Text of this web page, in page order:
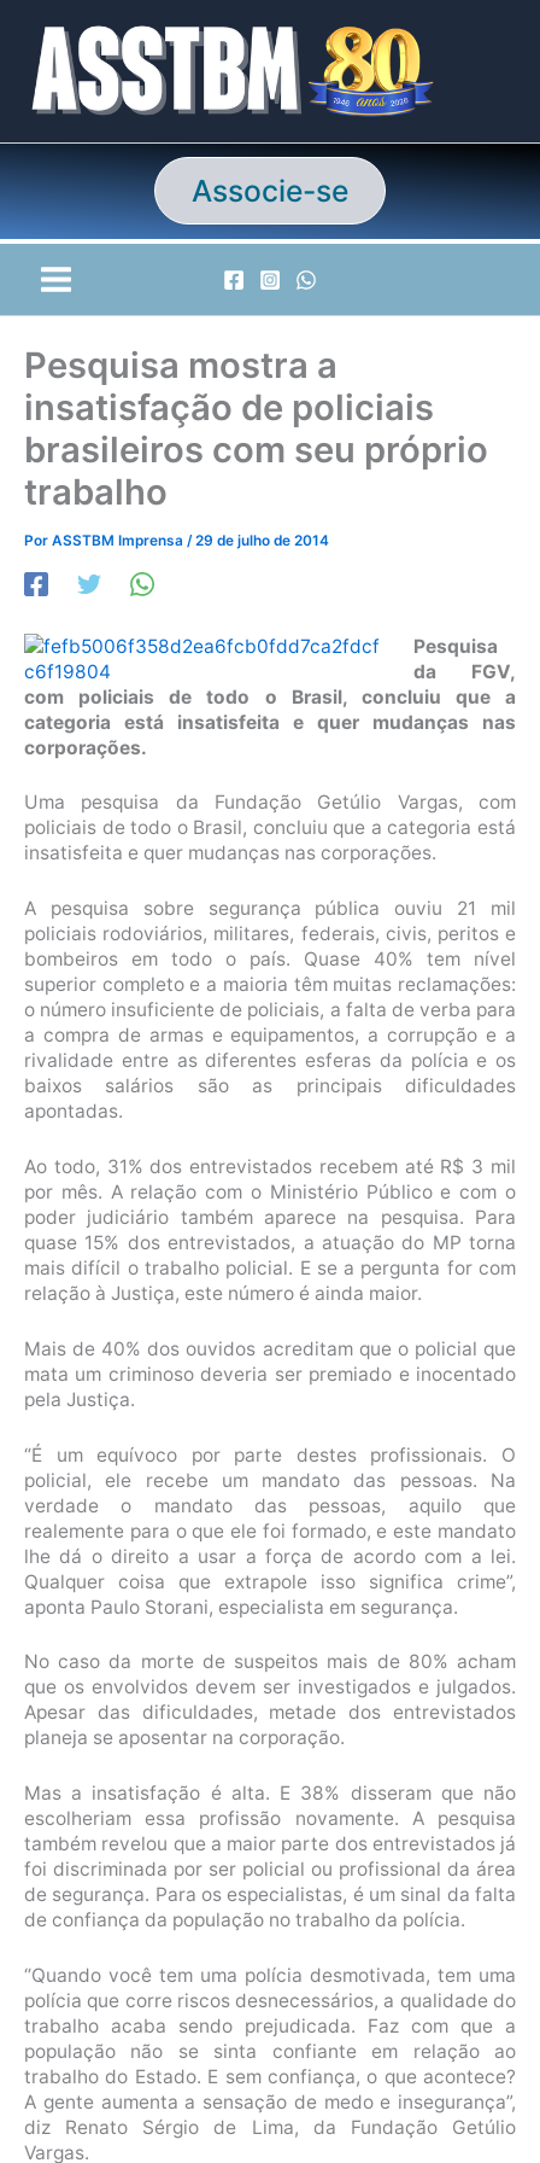
conteúdo
Associe-se
Pesquisa mostra a
insatisfação de policiais
brasileiros com seu próprio
trabalho
Por ASSTBM Imprensa /29 de julho de 2014
Pesquisa
da FGV,
com policiais de todo o Brasil, concluiu que a
categoria está insatisfeita e quer mudanças nas
corporações.
Uma pesquisa da Fundação Getúlio Vargas, com
policiais de todo o Brasil, concluiu que a categoria está
insatisfeita e quer mudanças nas corporações.
A pesquisa sobre segurança pública ouviu 21 mil
policiais rodoviários, militares, federais, civis, peritos e
bombeiros em todo o país. Quase 40% tem nível
superior completo e a maioria têm muitas reclamações:
o número insuficiente de policiais, a falta de verba para
a compra de armas e equipamentos, a corrupção e a
rivalidade entre as diferentes esferas da polícia e os
baixos salários são as principais dificuldades
apontadas.
Ao todo, 31% dos entrevistados recebem até R$ 3 mil
por mês. A relação com o Ministério Público e com o
poder judiciário também aparece na pesquisa. Para
quase 15% dos entrevistados, a atuação do MP torna
mais difícil o trabalho policial. E se a pergunta for com
relação à Justiça, este número é ainda maior.
Mais de 40% dos ouvidos acreditam que o policial que
mata um criminoso deveria ser premiado e inocentado
pela Justiça.
“É um equívoco por parte destes profissionais. O
policial, ele recebe um mandato das pessoas. Na
verdade o mandato das pessoas, aquilo que
realemente para o que ele foi formado, e este mandato
lhe dá o direito a usar a força de acordo com a lei.
Qualquer coisa que extrapole isso significa crime”,
aponta Paulo Storani, especialista em segurança.
No caso da morte de suspeitos mais de 80% acham
que os envolvidos devem ser investigados e julgados.
Apesar das dificuldades, metade dos entrevistados
planeja se aposentar na corporação.
Mas a insatisfação é alta. E 38% disseram que não
escolheriam essa profissão novamente. A pesquisa
também revelou que a maior parte dos entrevistados já
foi discriminada por ser policial ou profissional da área
de segurança. Para os especialistas, é um sinal da falta
de confiança da população no trabalho da polícia.
“Quando você tem uma polícia desmotivada, tem uma
polícia que corre riscos desnecessários, a qualidade do
trabalho acaba sendo prejudicada. Faz com que a
população não se sinta confiante em relação ao
trabalho do Estado. E sem confiança, o que acontece?
A gente aumenta a sensação de medo e insegurança”,
diz Renato Sérgio de Lima, da Fundação Getúlio
Vargas.